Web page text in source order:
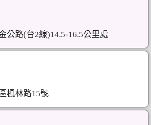
公路(台2線)14.5-16.5公里處
楓林路15號